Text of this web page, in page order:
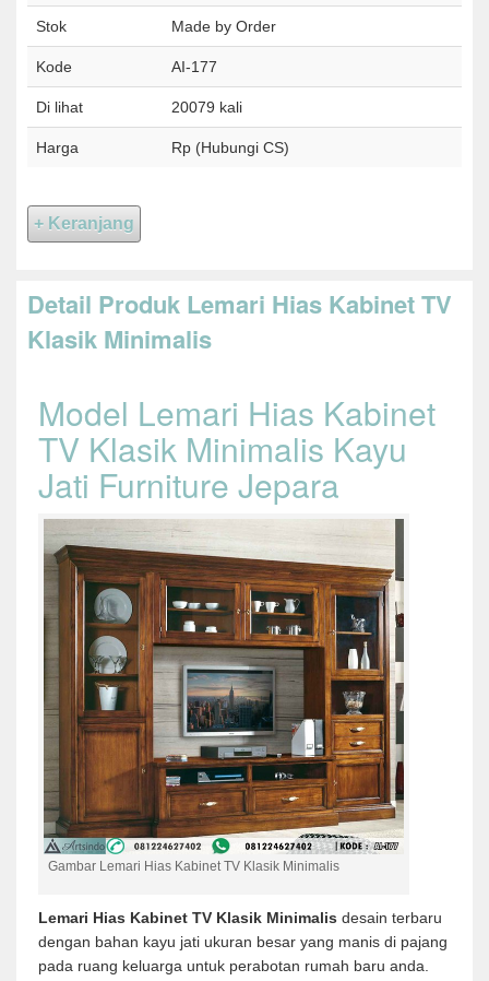
Stok Made by Order
Kode AI-177
Di lihat 20079 kali
Harga Rp (Hubungi CS)
Detail Produk Lemari Hias Kabinet TV
Klasik Minimalis
Model Lemari Hias Kabinet
TV Klasik Minimalis Kayu
Jati Furniture Jepara
Gambar Lemari Hias Kabinet TV Klasik Minimalis
Lemari Hias Kabinet TV Klasik Minimalis desain terbaru
dengan bahan kayu jati ukuran besar yang manis di pajang
pada ruang keluarga untuk perabotan rumah baru anda.